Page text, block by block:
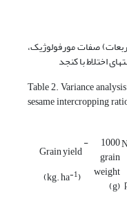
مربعات) صفات مورفولوژیک،
اختلاط با کنجد
Table 2. Variance
sesame intercropping
1000 -
grain
weight
(g)
Grain yield
(kg. ha
-1
)